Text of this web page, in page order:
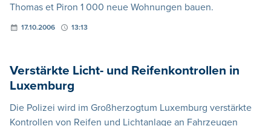
Thomas et Piron 1 000 neue Wohnungen bauen.
17.10.2006 13:13
Verstärkte Licht- und Reifenkontrollen in
Luxemburg
Die Polizei wird im Großherzogtum Luxemburg verstärkte
Kontrollen von Reifen und Lichtanlage an Fahrzeugen